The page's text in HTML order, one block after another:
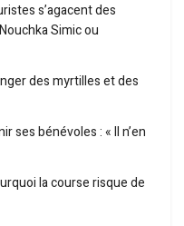
s’agacent des
Simic ou
des myrtilles et des
ses bénévoles : « Il n’en
la course risque de